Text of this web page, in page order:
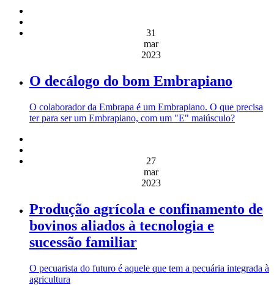
31
mar
2023
O decálogo do bom Embrapiano
O colaborador da Embrapa é um Embrapiano. O que precisa
ter para ser um Embrapiano, com um "E" maiúsculo?
27
mar
2023
Produção agrícola e confinamento de
bovinos aliados à tecnologia e
sucessão familiar
O pecuarista do futuro é aquele que tem a pecuária integrada à
agricultura